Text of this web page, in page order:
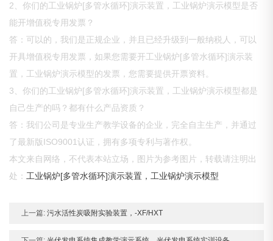
2、你们的工业锅炉[多管水循环]演示装置，工业锅炉演示模型是否
能开增值税专用发票？
答：可以的，我们是正规企业，并且已经升级到一般纳税人，可以
开具增值税专用发票，如果您需要开工业锅炉[多管水循环]演示装
置，工业锅炉演示模型的发票，您需要提供开票资料。
3、你们的工业锅炉[多管水循环]演示装置，工业锅炉演示模型都是
自己生产的吗？都有什么产品资质？
答：我们公司是专业生产教学设备的企业，完全自主生产，并通过
了最新版ISO9001认证，拥有多项专利与著作权。
本文来自网络，不代表本站立场，图片为参考图片，转载请注明出
处：工业锅炉[多管水循环]演示装置，工业锅炉演示模型
上一篇: 污水活性炭吸附实验装置，-XF/HXT